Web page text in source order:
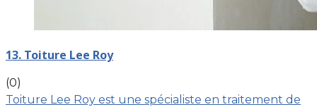
13. Toiture Lee Roy
(0)
Toiture Lee Roy est une spécialiste en traitement de